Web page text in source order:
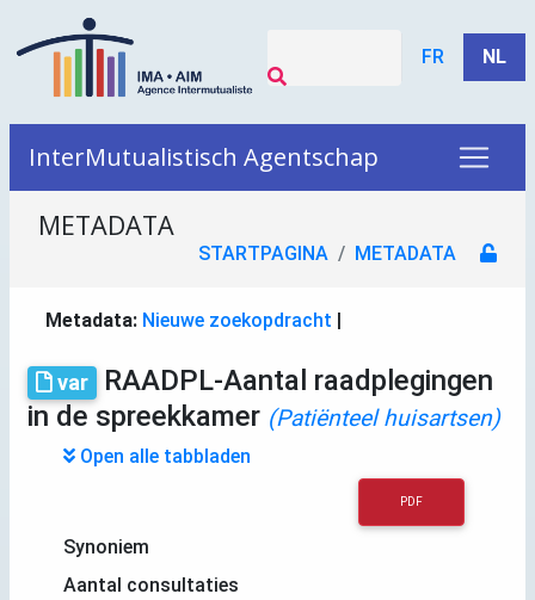
FR NL
InterMutualistisch Agentschap
METADATA
STARTPAGINA METADATA
Metadata: Nieuwe zoekopdracht |
var
RAADPL-Aantal raadplegingen
in de spreekkamer (Patiënteel huisartsen)
Open alle tabbladen
PDF
Synoniem
Aantal consultaties